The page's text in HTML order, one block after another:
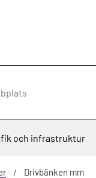
och infrastruktur
Drivbänken mm